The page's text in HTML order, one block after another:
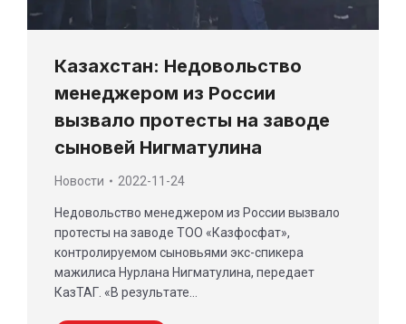
Казахстан: Недовольство
менеджером из России
вызвало протесты на заводе
сыновей Нигматулина
Новости 2022-11-24
Недовольство менеджером из России вызвало
протесты на заводе ТОО «Казфосфат»,
контролируемом сыновьями экс-спикера
мажилиса Нурлана Нигматулина, передает
КазТАГ. «В результате…